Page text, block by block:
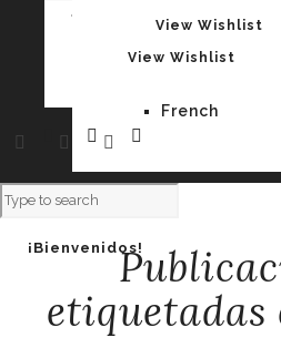
French
¡Bienvenidos!
View Wishlist
View Wishlist
etiquetadas